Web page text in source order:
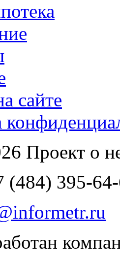
сайте
Проект о
(484) 395-